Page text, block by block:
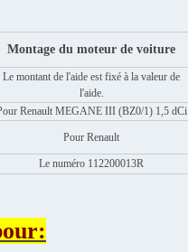
Montage du moteur de voiture
Le montant de l'aide est fixé à la valeur de
l'aide.
Renault MEGANE III (BZ0/1) 1,5 dCi
Pour Renault
Le numéro 112200013R